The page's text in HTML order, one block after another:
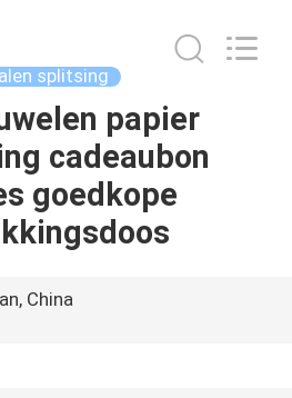
splitsing
papier
cadeaubon
goedkope
China